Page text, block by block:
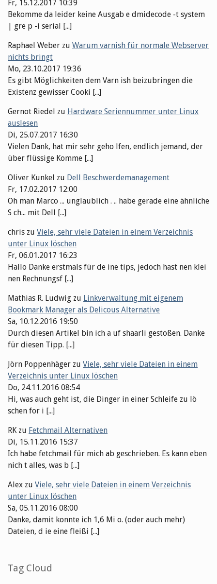
Fr, 15.12.2017 10:39
Bekomme da leider keine Ausgab e dmidecode -t system
| gre p -i serial [...]
Raphael Weber zu Warum varnish für normale Webserver
nichts bringt
Mo, 23.10.2017 19:36
Es gibt Möglichkeiten dem Varn ish beizubringen die
Existenz gewisser Cooki [...]
Gernot Riedel zu Hardware Seriennummer unter Linux
auslesen
Di, 25.07.2017 16:30
Vielen Dank, hat mir sehr geho lfen, endlich jemand, der
über flüssige Komme [...]
Oliver Kunkel zu Dell Beschwerdemanagement
Fr, 17.02.2017 12:00
Oh man Marco ... unglaublich . .. habe gerade eine ähnliche
S ch... mit Dell [...]
chris zu Viele, sehr viele Dateien in einem Verzeichnis
unter Linux löschen
Fr, 06.01.2017 16:23
Hallo Danke erstmals für de ine tips, jedoch hast nen klei
nen Rechnungsf [...]
Mathias R. Ludwig zu Linkverwaltung mit eigenem
Bookmark Manager als Delicous Alternative
Sa, 10.12.2016 19:50
Durch diesen Artikel bin ich a uf shaarli gestoßen. Danke
für diesen Tipp. [...]
Jörn Poppenhäger zu Viele, sehr viele Dateien in einem
Verzeichnis unter Linux löschen
Do, 24.11.2016 08:54
Hi, was auch geht ist, die Dinger in einer Schleife zu lö
schen for i [...]
RKzu Fetchmail Alternativen
Di, 15.11.2016 15:37
Ich habe fetchmail für mich ab geschrieben. Es kann eben
nich t alles, was b [...]
Alex zu Viele, sehr viele Dateien in einem Verzeichnis
unter Linux löschen
Sa, 05.11.2016 08:00
Danke, damit konnte ich 1,6 Mi o. (oder auch mehr)
Dateien, d ie eine fleißi [...]
Tag Cloud